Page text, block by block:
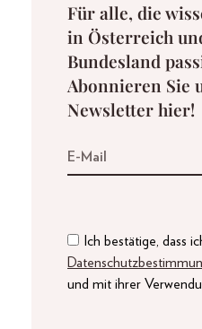
Für alle, die
in Österreich
Bundesland
Abonnieren Sie
Newsletter hier!
Ich bestätige, dass
und mit ihrer